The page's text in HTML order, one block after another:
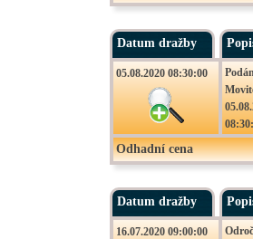
Datum dražby
05.08.2020 08:30:00
Odhadní cena
Datum dražby
16.07.2020 09:00:00